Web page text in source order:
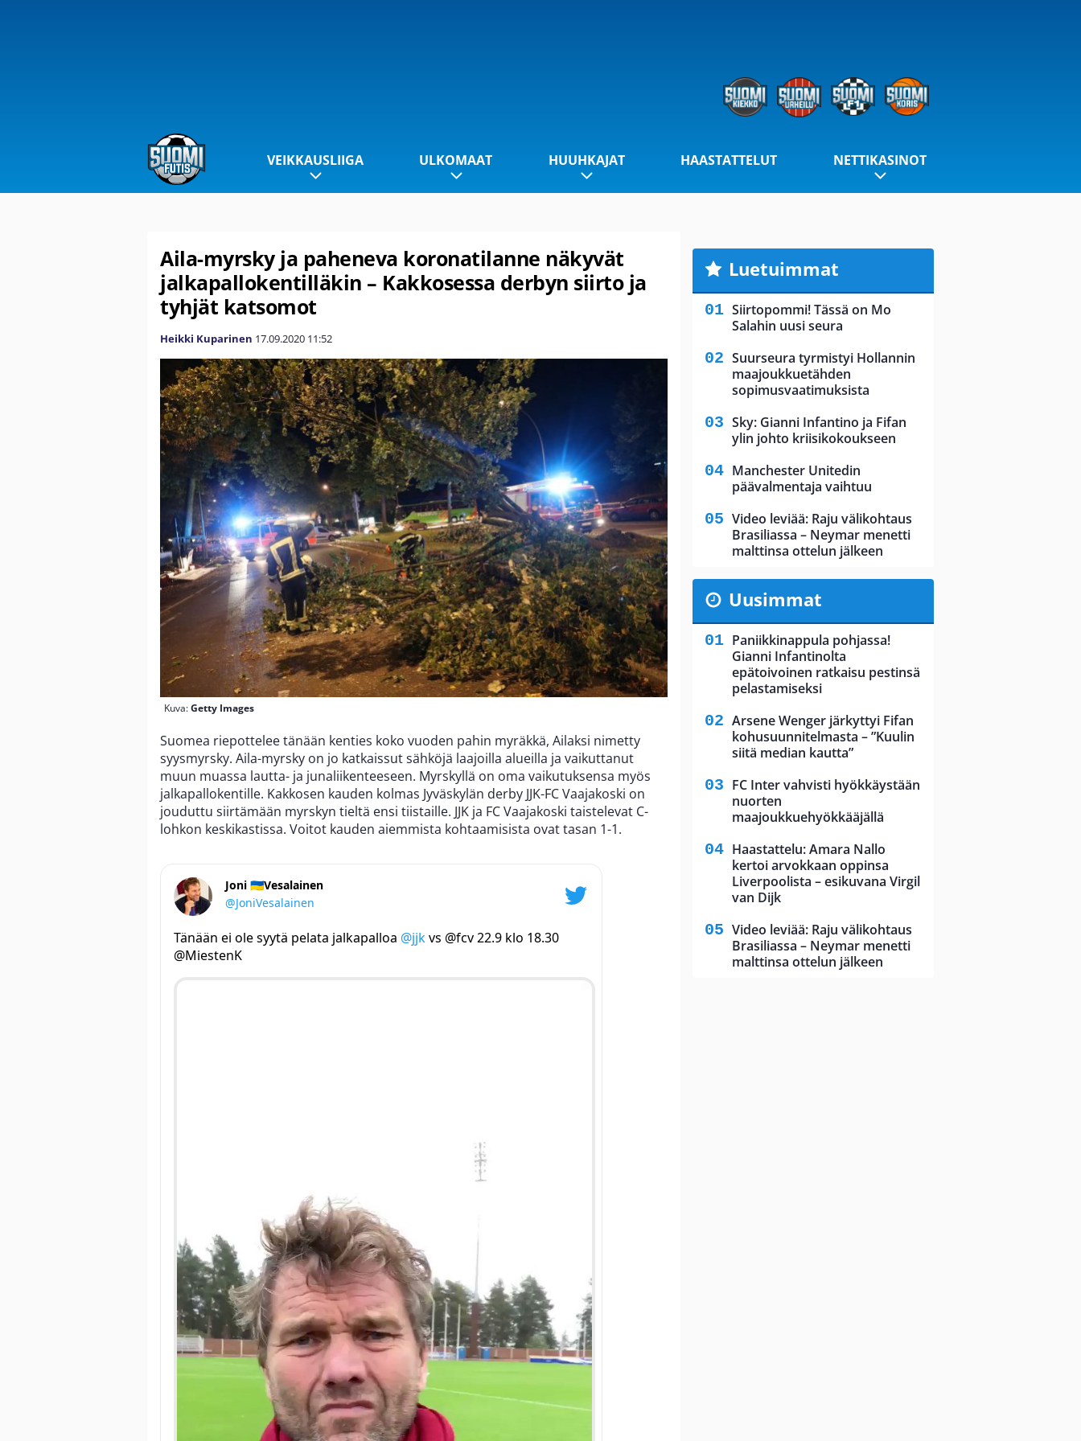
VEIKKAUSLIIGA ULKOMAAT HUUHKAJAT HAASTATTELUT NETTIKASINOT
Aila-myrsky ja paheneva koronatilanne näkyvät
jalkapallokentilläkin – Kakkosessa derbyn siirto ja
tyhjät katsomot
Heikki Kuparinen 17.09.2020 11:52
Kuva:Getty Images
Suomea riepottelee tänään kenties koko vuoden pahin myräkkä, Ailaksi nimetty
syysmyrsky. Aila-myrsky on jo katkaissut sähköjä laajoilla alueilla ja vaikuttanut
muun muassa lautta- ja junaliikenteeseen. Myrskyllä on oma vaikutuksensa myös
jalkapallokentille. Kakkosen kauden kolmas Jyväskylän derby JJK-FC Vaajakoski on
jouduttu siirtämään myrskyn tieltä ensi tiistaille. JJK ja FC Vaajakoski taistelevat C-
lohkon keskikastissa. Voitot kauden aiemmista kohtaamisista ovat tasan 1-1.
Joni 🇺🇦Vesalainen
@JoniVesalainen
Tänään ei ole syytä pelata jalkapalloa @jjkvs @fcv 22.9 klo 18.30
⁦@MiestenK⁩
Luetuimmat
Siirtopommi! Tässä on Mo
Salahin uusi seura
Suurseura tyrmistyi Hollannin
maajoukkuetähden
sopimusvaatimuksista
Sky: Gianni Infantino ja Fifan
ylin johto kriisikokoukseen
Manchester Unitedin
päävalmentaja vaihtuu
Video leviää: Raju välikohtaus
Brasiliassa – Neymar menetti
malttinsa ottelun jälkeen
Uusimmat
Paniikkinappula pohjassa!
Gianni Infantinolta
epätoivoinen ratkaisu pestinsä
pelastamiseksi
Arsene Wenger järkyttyi Fifan
kohusuunnitelmasta – ”Kuulin
siitä median kautta”
FC Inter vahvisti hyökkäystään
nuorten
maajoukkuehyökkääjällä
Haastattelu: Amara Nallo
kertoi arvokkaan oppinsa
Liverpoolista – esikuvana Virgil
van Dijk
Video leviää: Raju välikohtaus
Brasiliassa – Neymar menetti
malttinsa ottelun jälkeen